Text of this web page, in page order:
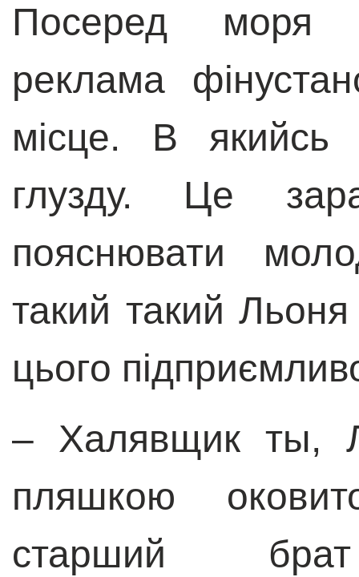
Посеред моря
реклама
місце. В якийсь
глузду. Це
пояснювати
такий такий
цього
– Халявщик ты,
пляшкою
старший